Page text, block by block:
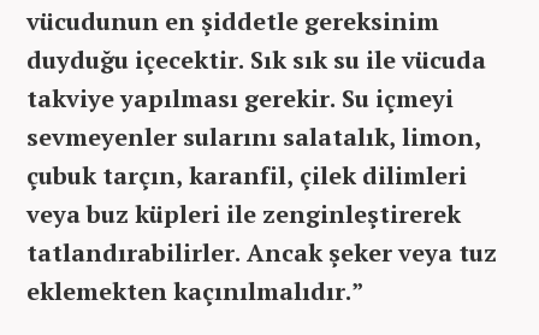
vücudunun en şiddetle gereksinim
duyduğu içecektir. Sık sık su ile vücuda
takviye yapılması gerekir. Su içmeyi
sevmeyenler sularını salatalık, limon,
çubuk tarçın, karanfil, çilek dilimleri
veya buz küpleri ile zenginleştirerek
tatlandırabilirler. Ancak şeker veya tuz
eklemekten kaçınılmalıdır.”